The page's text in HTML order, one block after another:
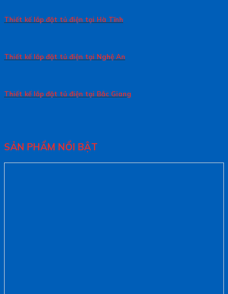
Thiết kế lắp đặt tủ điện tại Hà Tĩnh
Thiết kế lắp đặt tủ điện tại Nghệ An
Thiết kế lắp đặt tủ điện tại Bắc Giang
SẢN PHẨM NỔI BẬT